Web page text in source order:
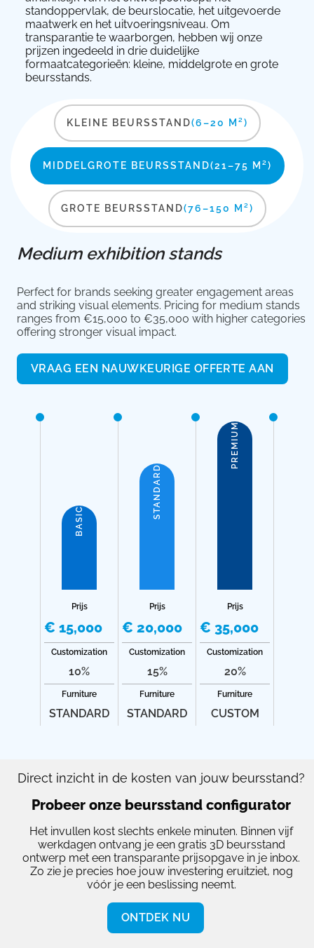
standoppervlak, de beurslocatie, het uitgevoerde
maatwerk en het uitvoeringsniveau. Om
transparantie te waarborgen, hebben wij onze
prijzen ingedeeld in drie duidelijke
formaatcategorieën: kleine, middelgrote en grote
beursstands.
KLEINE BEURSSTAND(6–20 M²)
MIDDELGROTE BEURSSTAND(21–75 M²)
GROTE BEURSSTAND(76–150 M²)
Medium exhibition stands
Perfect for brands seeking greater engagement areas
and striking visual elements. Pricing for medium stands
ranges from €15,000 to €35,000 with higher categories
offering stronger visual impact.
VRAAG EEN NAUWKEURIGE OFFERTE AAN
BASIC
Prijs
€ 15,000
Customization
10%
Furniture
STANDARD
STANDARD
Prijs
€ 20,000
Customization
15%
Furniture
STANDARD
PREMIUM
Prijs
€ 35,000
Customization
20%
Furniture
CUSTOM
Direct inzicht in de kosten van jouw beursstand?
Probeer onze beursstand configurator
Het invullen kost slechts enkele minuten. Binnen vijf
werkdagen ontvang je een gratis 3D beursstand
ontwerp met een transparante prijsopgave in je inbox.
Zo zie je precies hoe jouw investering eruitziet, nog
vóór je een beslissing neemt.
ONTDEK NU